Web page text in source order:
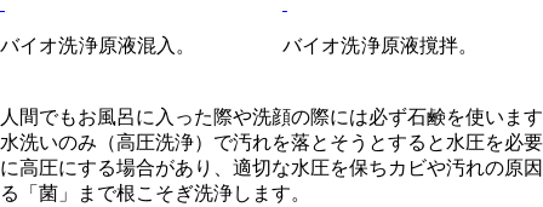
バイオ洗浄原液混入。 バイオ洗浄原液撹拌。
人間でもお風呂に入った際や洗顔の際には必ず石鹸を使いま
水洗いのみ（高圧洗浄）で汚れを落とそうとすると水圧を必
に高圧にする場合があり、適切な水圧を保ちカビや汚れの原
る「菌」まで根こそぎ洗浄します。